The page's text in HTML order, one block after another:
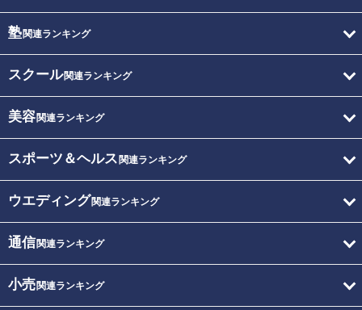
塾関連ランキング
スクール関連ランキング
美容関連ランキング
スポーツ＆ヘルス 関連ランキング
ウエディング関連ランキング
通信関連ランキング
小売関連ランキング